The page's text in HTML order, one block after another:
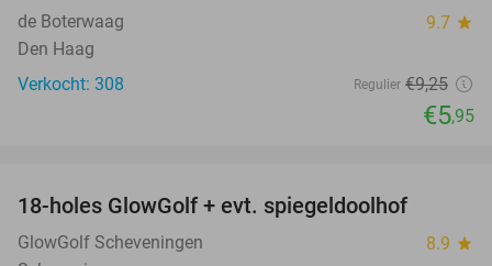
de Boterwaag 9.7 star
Den Haag
Verkocht: 308
Regulier €9,25
€5,95
18-holes GlowGolf + evt. spiegeldoolhof
GlowGolf Scheveningen 8.9 star